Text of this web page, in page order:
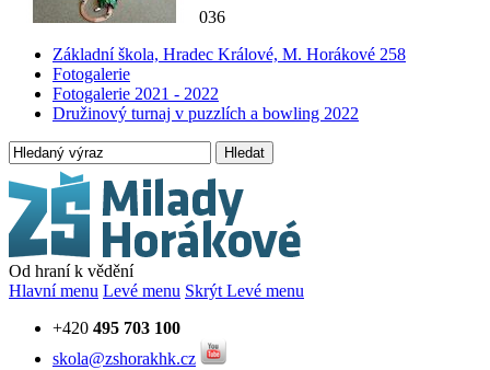
036
Základní škola, Hradec Králové, M. Horákové 258
Fotogalerie
Fotogalerie 2021 - 2022
Družinový turnaj v puzzlích a bowling 2022
Hledat
Od hraní k vědění
Hlavní menu Levé menu Skrýt Levé menu
+420 495 703 100
skola@zshorakhk.cz